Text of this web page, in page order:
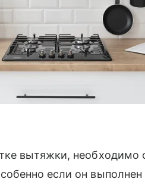
вытяжки, необходимо
если он